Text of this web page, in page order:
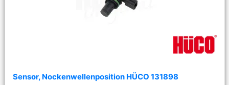
Sensor, Nockenwellenposition HÜCO 131898